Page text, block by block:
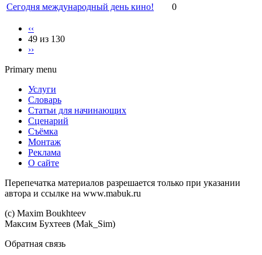
Сегодня международный день кино!
0
‹‹
49 из 130
››
Primary menu
Услуги
Словарь
Статьи для начинающих
Сценарий
Съёмка
Монтаж
Реклама
О сайте
Перепечатка материалов разрешается только при указании
автора и ссылке на www.mabuk.ru
(c) Maхim Boukhteev
Максим Бухтеев (Mak_Sim)
Обратная связь